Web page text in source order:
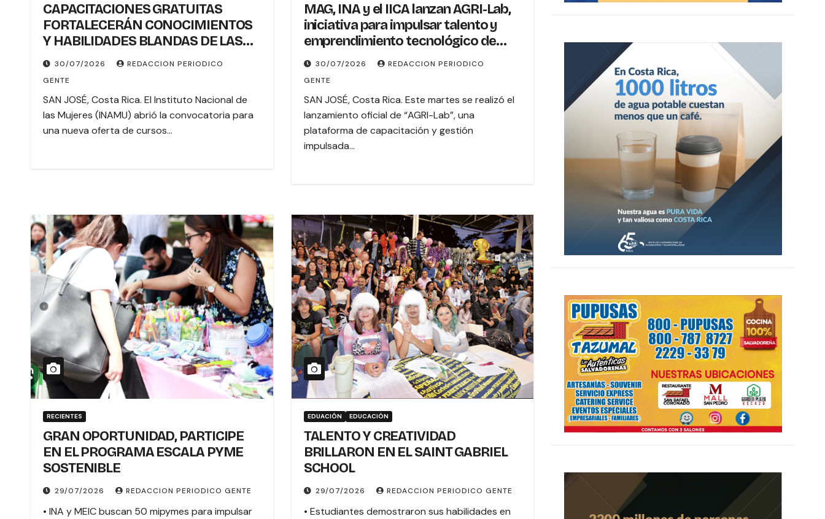
CAPACITACIONES GRATUITAS
FORTALECERÁN CONOCIMIENTOS
Y HABILIDADES BLANDAS DE LAS
MUJERES POLÍTICAS
30/07/2026
REDACCION PERIODICO
GENTE
SAN JOSÉ, Costa Rica. El Instituto Nacional de
las Mujeres (INAMU) abrió la convocatoria para
una nueva oferta de cursos…
MAG, INA y el IICA lanzan AGRI-Lab,
iniciativa para impulsar talento y
emprendimiento tecnológico de
jóvenes en el sector agropecuario
costarricense
30/07/2026
REDACCION PERIODICO
GENTE
SAN JOSÉ, Costa Rica. Este martes se realizó el
lanzamiento oficial de “AGRI-Lab”, una
plataforma de capacitación y gestión
impulsada…
RECIENTES
GRAN OPORTUNIDAD, PARTICIPE
EN EL PROGRAMA ESCALA PYME
SOSTENIBLE
29/07/2026 REDACCION PERIODICO GENTE
• INA y MEIC buscan 50 mipymes para impulsar
EDUACIÓN EDUCACIÓN
TALENTO Y CREATIVIDAD
BRILLARON EN EL SAINT GABRIEL
SCHOOL
29/07/2026 REDACCION PERIODICO GENTE
• Estudiantes demostraron sus habilidades en